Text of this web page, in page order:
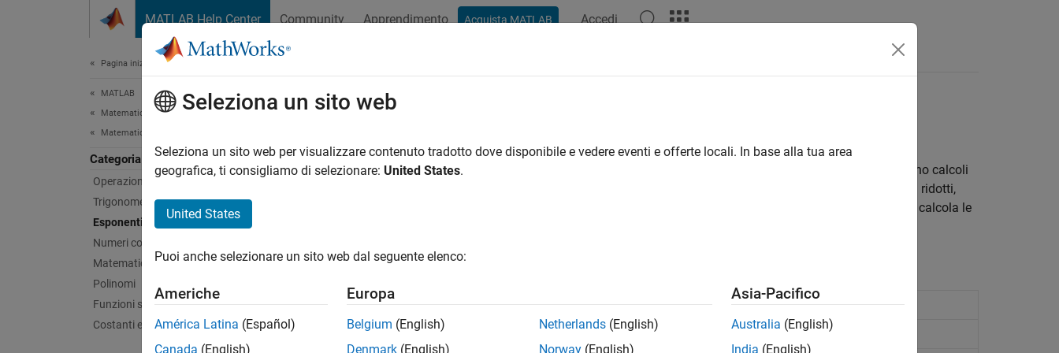
MATLAB Help Center Community Apprendimento Acquista MATLAB Accedi
Pagina iniziale della documentazione
MATLAB
Matematica
Matematica elementare
Categoria
Operazioni aritmetiche
Trigonometria
Esponenti e logaritmi
Numeri complessi
Matematica discreta
Polinomi
Funzioni speciali
Costanti e matrici di prova
Esponenti e logaritmi
Funzioni esponenziali, logaritmiche, di potenze e di radici
Oltre a funzioni comuni come
dispone di numerose altre funzioni correlate che consentono calcoli
compensano gli errore di arrotondamento numerico in argomenti ridotti,
calcola le
Funzioni
exp Esponenziale
Compute accurately for smallX
Seleziona un sito web
Seleziona un sito web per visualizzare contenuto tradotto dove disponibile e vedere eventi e offerte locali. In base alla tua area
geografica, ti consigliamo di selezionare: United States.
United States
Puoi anche selezionare un sito web dal seguente elenco:
Americhe
América Latina (Español)
Canada (English)
Europa
Belgium (English)
Denmark (English)
Netherlands (English)
Norway (English)
Asia-Pacifico
Australia (English)
India (English)